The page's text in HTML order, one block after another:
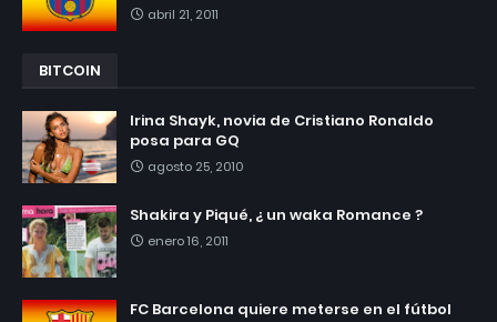
abril 21, 2011
BITCOIN
Irina Shayk, novia de Cristiano Ronaldo
posa para GQ
agosto 25, 2010
Shakira y Piqué, ¿ un waka Romance ?
enero 16, 2011
FC Barcelona quiere meterse en el fútbol